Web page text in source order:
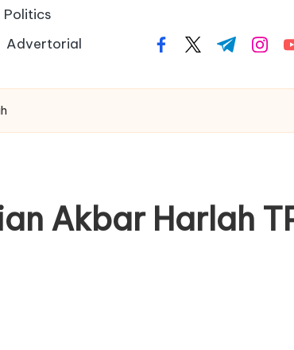
Politics
Advertorial
facebook.com
twitter.com
t.me
Akbar Harlah